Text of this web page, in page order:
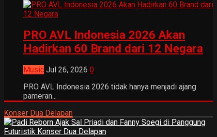
PRO AVL Indonesia 2026 Akan
Hadirkan 60 Brand dari 12 Negara
Music Jul 26, 2026 0
PRO AVL Indonesia 2026 tidak hanya menjadi ajang
pameran...
Konser Dua Delapan